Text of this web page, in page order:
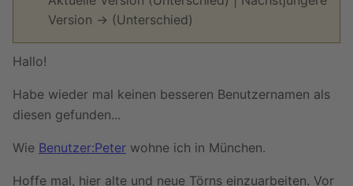
Version → (Unterschied)
Hallo!
Habe wieder mal keinen besseren Benutzernamen als
diesen gefunden...
Wie Benutzer:Peter wohne ich in München.
Hoffe mal, hier alte und neue Törns einzuarbeiten. Vor